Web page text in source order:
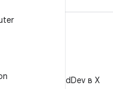
@AndroidDev в X